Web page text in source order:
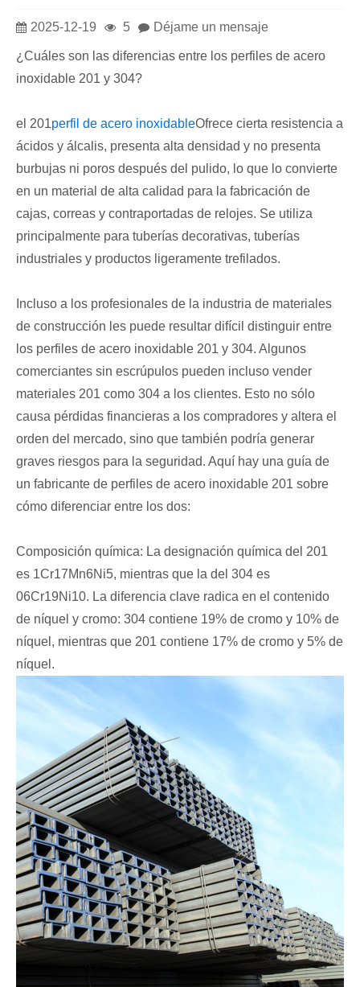
2025-12-19 5 Déjame un mensaje
¿Cuáles son las diferencias entre los perfiles de acero
inoxidable 201 y 304?
el 201perfil de acero inoxidableOfrece cierta resistencia a
ácidos y álcalis, presenta alta densidad y no presenta
burbujas ni poros después del pulido, lo que lo convierte
en un material de alta calidad para la fabricación de
cajas, correas y contraportadas de relojes. Se utiliza
principalmente para tuberías decorativas, tuberías
industriales y productos ligeramente trefilados.
Incluso a los profesionales de la industria de materiales
de construcción les puede resultar difícil distinguir entre
los perfiles de acero inoxidable 201 y 304. Algunos
comerciantes sin escrúpulos pueden incluso vender
materiales 201 como 304 a los clientes. Esto no sólo
causa pérdidas financieras a los compradores y altera el
orden del mercado, sino que también podría generar
graves riesgos para la seguridad. Aquí hay una guía de
un fabricante de perfiles de acero inoxidable 201 sobre
cómo diferenciar entre los dos:
Composición química: La designación química del 201
es 1Cr17Mn6Ni5, mientras que la del 304 es
06Cr19Ni10. La diferencia clave radica en el contenido
de níquel y cromo: 304 contiene 19% de cromo y 10% de
níquel, mientras que 201 contiene 17% de cromo y 5% de
níquel.